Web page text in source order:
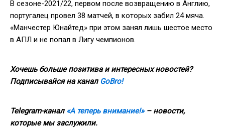
В сезоне-2021/22, первом после возвращению в Англию,
португалец провел 38 матчей, в которых забил 24 мяча.
«Манчестер Юнайтед» при этом занял лишь шестое место
в АПЛ и не попал в Лигу чемпионов.
Хочешь больше позитива и интересных новостей?
Подписывайся на канал GoBro!
Telegram-канал «А теперь внимание!»– новости,
которые мы заслужили.